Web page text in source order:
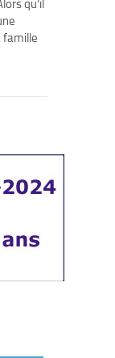
qu’il
famille